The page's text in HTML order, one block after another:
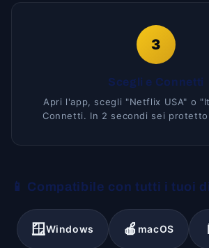
3
Scegli e Connetti
Apri l'app, scegli "Netflix USA" o
Connetti. In 2 secondi sei
📱 Compatibile con tutti i tuoi
🪟Windows 🍎 macOS